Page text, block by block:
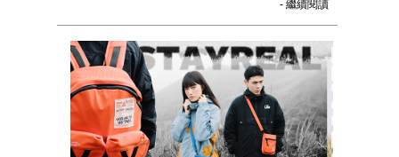
- 繼續閱讀